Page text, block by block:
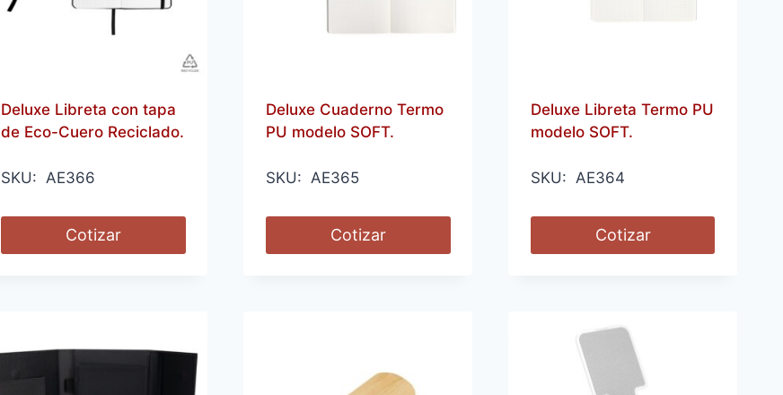
Deluxe Libreta con tapa
de Eco-Cuero Reciclado.
SKU: AE366
Cotizar
Deluxe Cuaderno Termo
PU modelo SOFT.
SKU: AE365
Cotizar
Deluxe Libreta Termo PU
modelo SOFT.
SKU: AE364
Cotizar